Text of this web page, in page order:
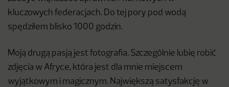
kluczowych federacjach. Do tej pory pod wodą
spędziłem blisko 1000 godzin.
Moją drugą pasją jest fotografia. Szczególnie lubię robić
zdjęcia w Afryce, która jest dla mnie miejscem
wyjątkowym i magicznym. Największą satysfakcję w